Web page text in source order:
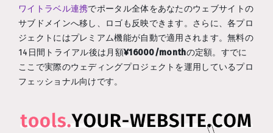
ワイトラベル連携でポータル全体をあなたのウェブサイトの
サブドメインへ移し、ロゴも反映できます。さらに、各プロ
ジェクトにはプレミアム機能が自動で適用されます。無料の
14日間トライアル後は月額¥16000/monthの定額。すでに
ここで実際のウェディングプロジェクトを運用しているプロ
フェッショナル向けです。